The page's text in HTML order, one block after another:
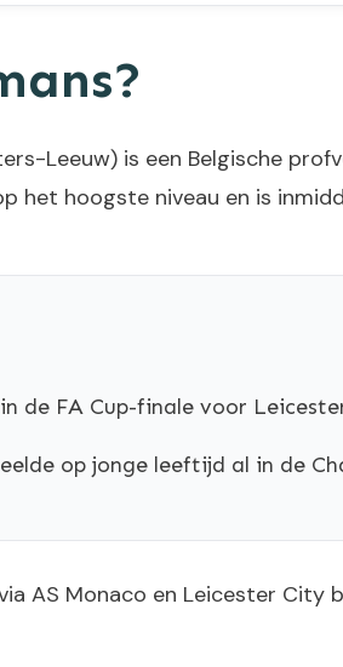
Leeuw) is een Belgische
het hoogste niveau en is
de FA Cup-finale voor
op jonge leeftijd al in de
AS Monaco en Leicester